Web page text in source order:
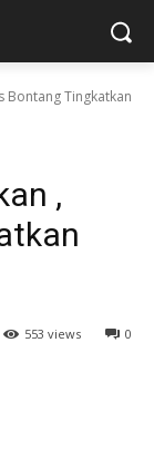
Bontang Tingkatkan
,
0
553 views